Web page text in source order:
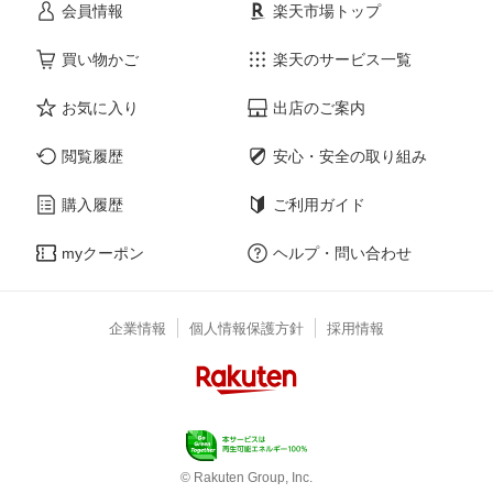
会員情報
買い物かご
お気に入り
閲覧履歴
購入履歴
myクーポン
楽天市場トップ
楽天のサービス一覧
出店のご案内
安心・安全の取り組み
ご利用ガイド
ヘルプ・問い合わせ
企業情報 個人情報保護方針 採用情報
© Rakuten Group, Inc.